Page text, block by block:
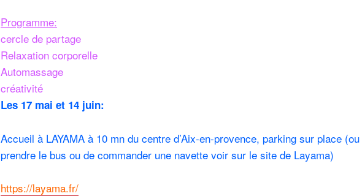
Programme:
cercle de partage
Relaxation corporelle
Automassage
créativité
Les 17 mai et 14 juin:
Accueil à LAYAMA à 10 mn du centre d’Aix-en-provence, parking sur place
prendre le bus ou de commander une navette voir sur le site de Layama)
https://layama.fr/